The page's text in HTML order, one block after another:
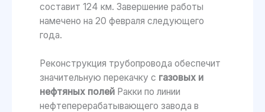
составит 124 км. Завершение работы
намечено на 20 февраля следующего
года.
Реконструкция трубопровода обеспечит
значительную перекачку с газовых и
нефтяных полей Ракки по линии
нефтеперерабатывающего завода в